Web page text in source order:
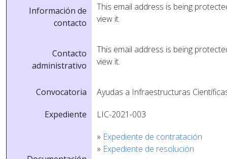
Información de
contacto
This email address is being
view it.
Contacto
administrativo
This email address is being
view it.
Convocatoria
Ayudas a Infraestructuras
Expediente
LIC-2021-003
» Expediente de contratación
» Expediente de resolución